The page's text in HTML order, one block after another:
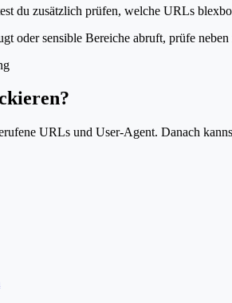
du zusätzlich prüfen, welche URLs
oder sensible Bereiche abruft, prüfe
URLs und User-Agent. Danach